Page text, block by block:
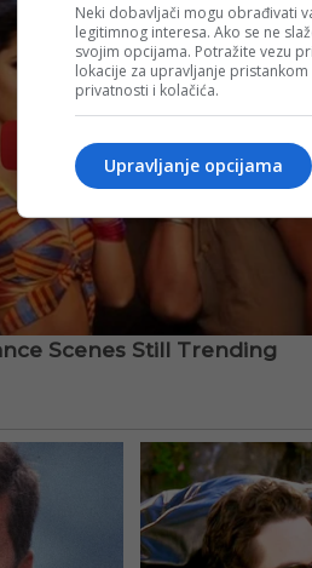
Neki dobavljači mogu obrađivati
legitimnog interesa. Ako se ne
svojim opcijama. Potražite vezu
lokacije za upravljanje
privatnosti i kolačića.
Upravljanje opcijama